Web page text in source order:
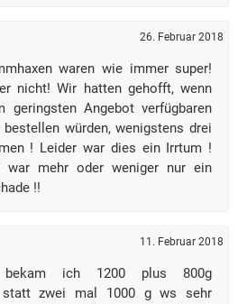
26. Februar 2018
waren wie immer super!
nicht! Wir hatten gehofft, wenn
Angebot verfügbaren
würden, wenigstens drei
! Leider war dies ein Irrtum !
war mehr oder weniger nur ein
!!
11. Februar 2018
bekam ich 1200 plus 800g
statt zwei mal 1000 g ws sehr